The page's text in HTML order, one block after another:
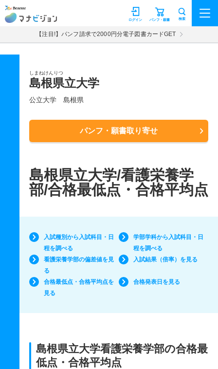
マナビジョン パンフ・願書
ログイン 検索
【注目!】パンフ請求で2000円分電子図書カードGET
しまねけんりつ
島根県立大学
公立大学 島根県
パンフ・願書取り寄せ
島根県立大学/看護栄養学
部/合格最低点・合格平均点
入試種別から入試科目・日
程を調べる
学部学科から入試科目・日
程を調べる
看護栄養学部の偏差値を見
る
入試結果（倍率）を見る
合格最低点・合格平均点を
見る
合格発表日を見る
島根県立大学看護栄養学部の合格最
低点・合格平均点